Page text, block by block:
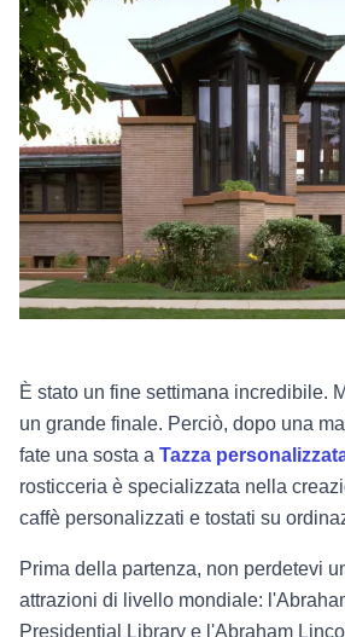
È stato un fine settimana incredibile.
un grande finale. Perciò, dopo una
fate una sosta a Tazza
rosticceria è specializzata nella
caffè personalizzati e tostati su
Prima della partenza, non perdetevi
attrazioni di livello mondiale:
Presidential Library e l'Abraham